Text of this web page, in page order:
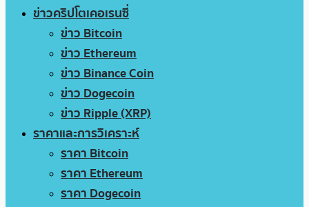
ข่าวคริปโตเคอเรนซี่
ข่าว Bitcoin
ข่าว Ethereum
ข่าว Binance Coin
ข่าว Dogecoin
ข่าว Ripple (XRP)
ราคาและการวิเคราะห์
ราคา Bitcoin
ราคา Ethereum
ราคา Dogecoin